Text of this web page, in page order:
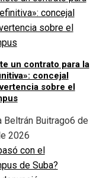
un contrato para la
concejal
sobre el
Beltrán Buitrago6 de
2026